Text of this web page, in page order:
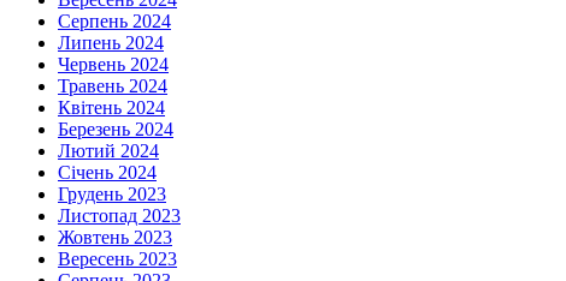
Серпень 2024
Липень 2024
Червень 2024
Травень 2024
Квітень 2024
Березень 2024
Лютий 2024
Січень 2024
Грудень 2023
Листопад 2023
Жовтень 2023
Вересень 2023